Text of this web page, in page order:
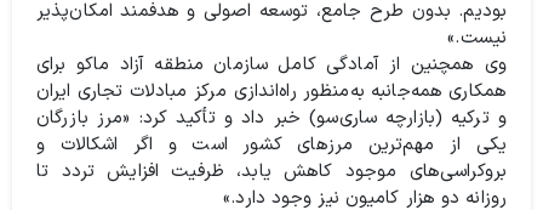
بودیم. بدون طرح جامع، توسعه اصولی و هدفمند امکان‌پذیر
نیست.»
وی همچنین از آمادگی کامل سازمان منطقه آزاد ماکو برای
همکاری همه‌جانبه به‌منظور راه‌اندازی مرکز مبادلات تجاری ایران
و ترکیه (بازارچه ساری‌سو) خبر داد و تأکید کرد: «مرز بازرگان
یکی از مهم‌ترین مرزهای کشور است و اگر اشکالات و
بروکراسی‌های موجود کاهش یابد، ظرفیت افزایش تردد تا
روزانه دو هزار کامیون نیز وجود دارد.»